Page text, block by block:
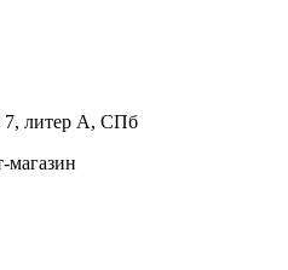
7, литер А, СПб
магазин